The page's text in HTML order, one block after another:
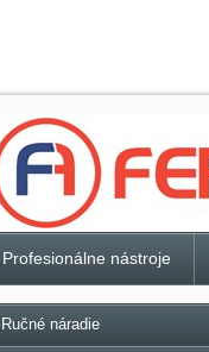
Profesionálne nástroje
Ručné náradie